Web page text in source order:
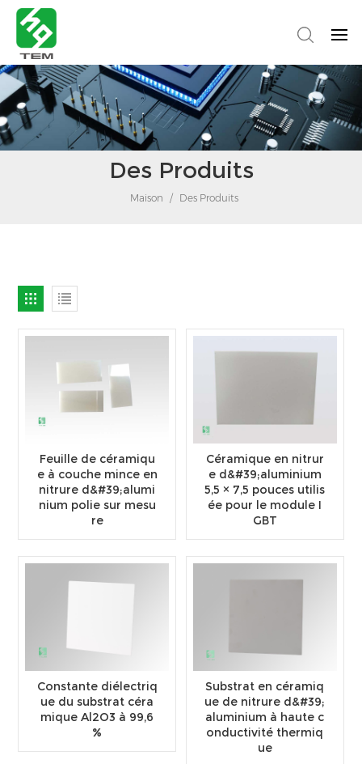
Des Produits
Maison / Des Produits
Feuille de céramiqu
e à couche mince en
nitrure d&#39;alumi
nium polie sur mesu
re
Céramique en nitrur
e d&#39;aluminium
5,5 × 7,5 pouces utilis
ée pour le module I
GBT
Constante diélectriq
ue du substrat céra
mique Al2O3 à 99,6
%
Substrat en céramiq
ue de nitrure d&#39;
aluminium à haute c
onductivité thermiq
ue